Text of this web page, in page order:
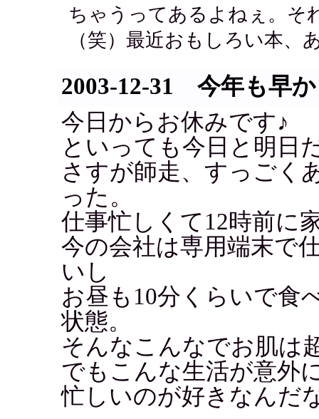
ちゃうってあるよねぇ。そ
（笑）最近おもしろい本、
2003-12-31 今年も早
今日からお休みです♪
といっても今日と明日
さすが師走、すっごく
った。
仕事忙しくて12時前に
今の会社は専用端末で
いし
お昼も10分くらいで食
状態。
そんなこんなでお肌は
でもこんな生活が意外
忙しいのが好きなんだ